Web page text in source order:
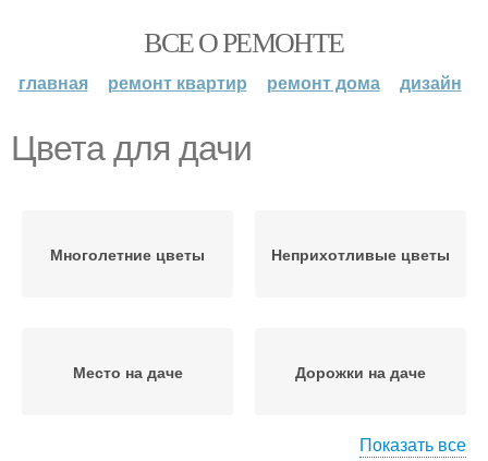
ВСЕ О РЕМОНТЕ
главная ремонт квартир ремонт дома дизайн
Цвета для дачи
Многолетние цветы Неприхотливые цветы
Место на даче Дорожки на даче
Показать все